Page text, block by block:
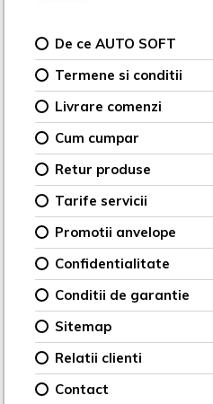
De ce AUTO SOFT
Termene si conditii
Livrare comenzi
Cum cumpar
Retur produse
Tarife servicii
Promotii anvelope
Confidentialitate
Conditii de garantie
Sitemap
Relatii clienti
Contact